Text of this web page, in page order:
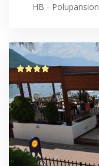
HB - Polupansion